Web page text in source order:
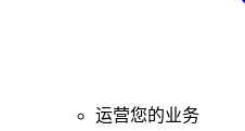
运营您的业务